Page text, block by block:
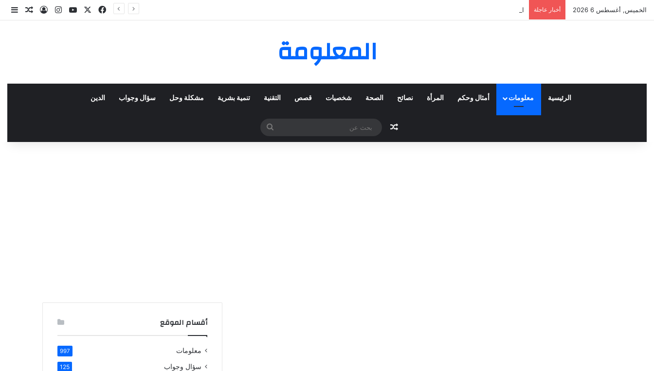
الخميس, أغسطس 6 2026 أخبار عاجلة العملاء واختياراتهم لمنتجات نايكي المفضلة عبر ترينديول: استكشاف رحلة التسوق الذكي. فيسبوك يوتيوبانستقرام
تسجيلمقال
المعلومة
الرئيسية معلومات أمثال وحكم المرأة نصائح الصحة شخصيات قصص التقنية تنمية بشرية مشكلة وحل سؤال وجواب الدين
مقال عشوائي
بحث
عن
أقسام الموقع
معلومات 997
سؤال وجواب 125